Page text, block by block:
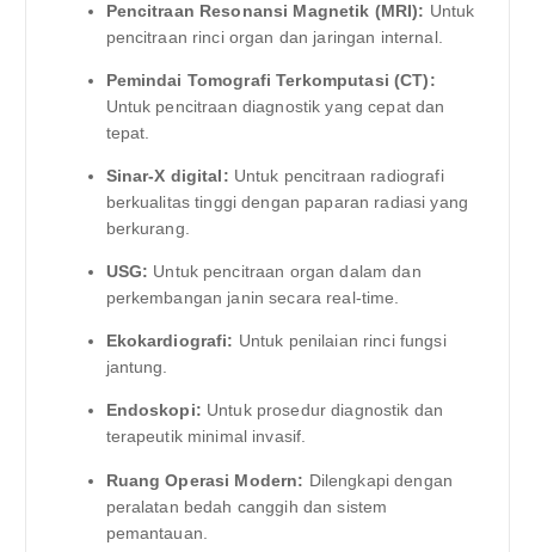
Pencitraan Resonansi Magnetik (MRI): Untuk
pencitraan rinci organ dan jaringan internal.
Pemindai Tomografi Terkomputasi (CT):
Untuk pencitraan diagnostik yang cepat dan
tepat.
Sinar-X digital: Untuk pencitraan radiografi
berkualitas tinggi dengan paparan radiasi yang
berkurang.
USG: Untuk pencitraan organ dalam dan
perkembangan janin secara real-time.
Ekokardiografi: Untuk penilaian rinci fungsi
jantung.
Endoskopi: Untuk prosedur diagnostik dan
terapeutik minimal invasif.
Ruang Operasi Modern: Dilengkapi dengan
peralatan bedah canggih dan sistem
pemantauan.